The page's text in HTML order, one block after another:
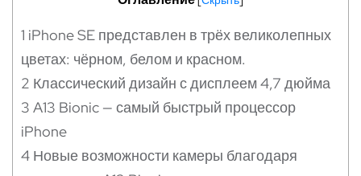
1 iPhone SE представлен в трёх великолепных
цветах: чёрном, белом и красном.
2 Классический дизайн с дисплеем 4,7 дюйма
3 A13 Bionic — самый быстрый процессор
iPhone
4 Новые возможности камеры благодаря